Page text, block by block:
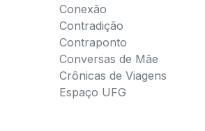
Conexão
Contradição
Contraponto
Conversas de Mãe
Crônicas de Viagens
Espaço UFG